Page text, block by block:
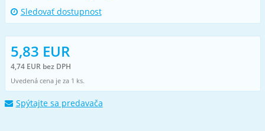
Sledovať dostupnost
5,83 EUR
4,74 EUR bez DPH
Uvedená cena je za 1 ks.
Spýtajte sa predavača